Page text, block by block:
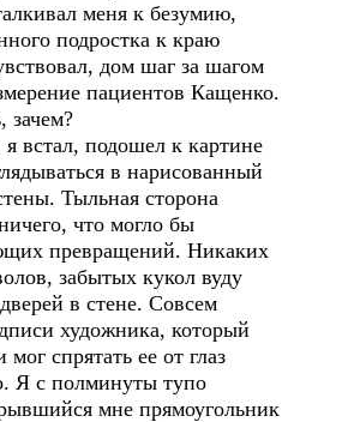
меня к безумию,
подростка к краю
дом шаг за шагом
пациентов Кащенко.
зачем?
встал, подошел к картине
в нарисованный
Тыльная сторона
что могло бы
превращений. Никаких
забытых кукол вуду
в стене. Совсем
художника, который
мог спрятать ее от глаз
Я с полминуты тупо
мне прямоугольник